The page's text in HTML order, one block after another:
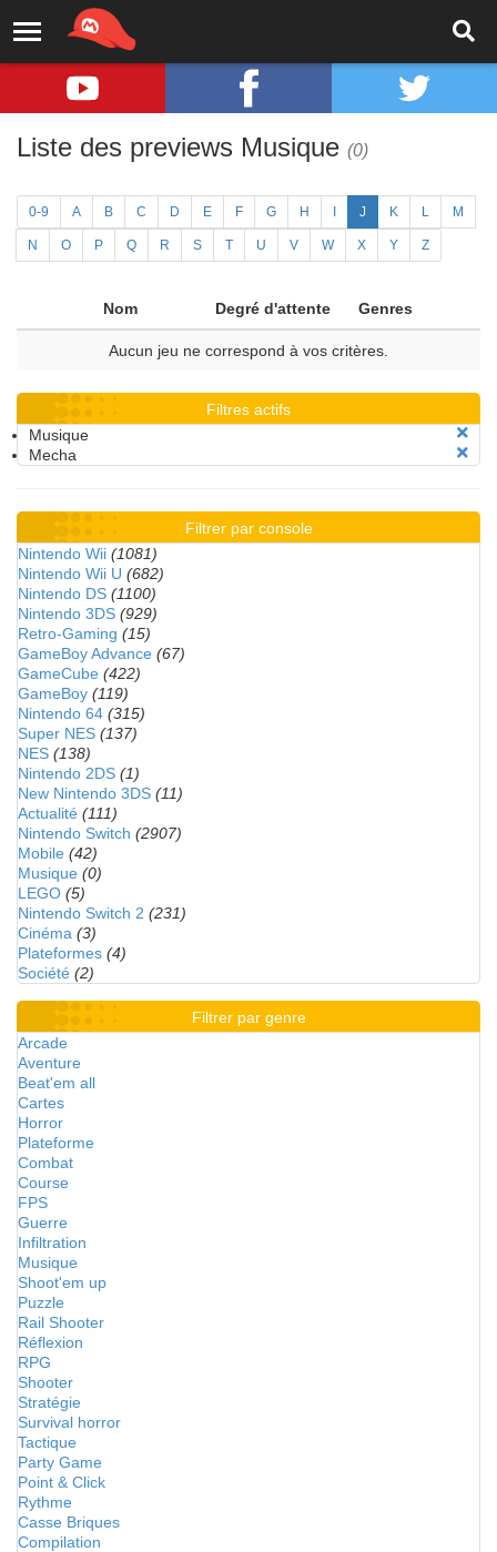
Liste des previews Musique (0)
0-9 A B C D E F G H J K L M
N O P Q R S T U V W X Y Z
Nom Degré d'attente Genres
Aucun jeu ne correspond à vos critères.
Filtres actifs
Musique
Mecha
Filtrer par console
Nintendo Wii (1081)
Nintendo Wii U (682)
Nintendo DS (1100)
Nintendo 3DS (929)
Retro-Gaming (15)
GameBoy Advance (67)
GameCube (422)
GameBoy (119)
Nintendo 64 (315)
Super NES (137)
NES (138)
Nintendo 2DS (1)
New Nintendo 3DS (11)
Actualité (111)
Nintendo Switch (2907)
Mobile (42)
Musique (0)
LEGO (5)
Nintendo Switch 2 (231)
Cinéma (3)
Plateformes (4)
Société (2)
Filtrer par genre
Arcade
Aventure
Beat'em all
Cartes
Horror
Plateforme
Combat
Course
FPS
Guerre
Infiltration
Musique
Shoot'em up
Puzzle
Rail Shooter
Réflexion
RPG
Shooter
Stratégie
Survival horror
Tactique
Party Game
Point & Click
Rythme
Casse Briques
Compilation